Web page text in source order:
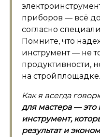
приборов — всё
согласно
Помните, что
инструмент — не
продуктивности,
на стройплощадке.
Как я всегда
для мастера — это
инструмент,
результат и